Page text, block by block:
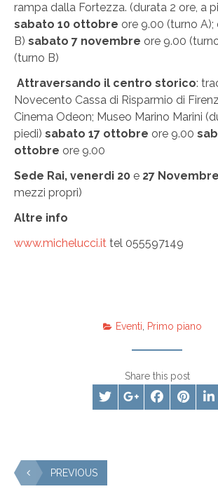
rampa dalla Fortezza. (durata 2 ore, a
sabato 10 ottobre ore 9.00 (turno A);
B) sabato 7 novembre ore 9.00
(turno B)
Attraversando il centro storico:
Novecento Cassa di Risparmio di
Cinema Odeon; Museo Marino Marini
piedi) sabato 17 ottobre ore 9.00
ottobre ore 9.00
Sede Rai, venerdi 20 e 27 Novembre
mezzi propri)
Altre info
www.michelucci.it tel 055597149
Eventi, Primo piano
Share this post
PREVIOUS